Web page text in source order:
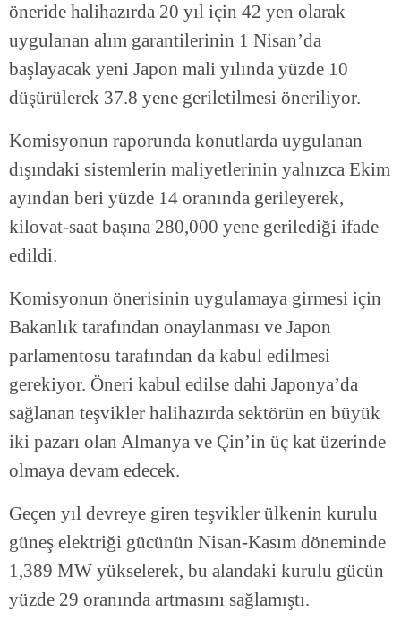
öneride halihazırda 20 yıl için 42 yen olarak
uygulanan alım garantilerinin 1 Nisan’da
başlayacak yeni Japon mali yılında yüzde 10
düşürülerek 37.8 yene geriletilmesi öneriliyor.
Komisyonun raporunda konutlarda uygulanan
dışındaki sistemlerin maliyetlerinin yalnızca Ekim
ayından beri yüzde 14 oranında gerileyerek,
kilovat-saat başına 280,000 yene gerilediği ifade
edildi.
Komisyonun önerisinin uygulamaya girmesi için
Bakanlık tarafından onaylanması ve Japon
parlamentosu tarafından da kabul edilmesi
gerekiyor. Öneri kabul edilse dahi Japonya’da
sağlanan teşvikler halihazırda sektörün en büyük
iki pazarı olan Almanya ve Çin’in üç kat üzerinde
olmaya devam edecek.
Geçen yıl devreye giren teşvikler ülkenin kurulu
güneş elektriği gücünün Nisan-Kasım döneminde
1,389 MW yükselerek, bu alandaki kurulu gücün
yüzde 29 oranında artmasını sağlamıştı.